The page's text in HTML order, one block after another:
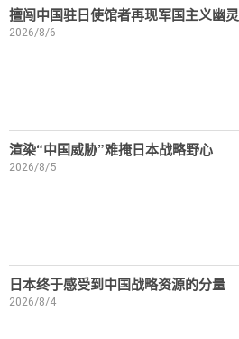
擅闯中国驻日使馆者再现军国主义幽灵
2026/8/6
渲染“中国威胁”难掩日本战略野心
2026/8/5
日本终于感受到中国战略资源的分量
2026/8/4